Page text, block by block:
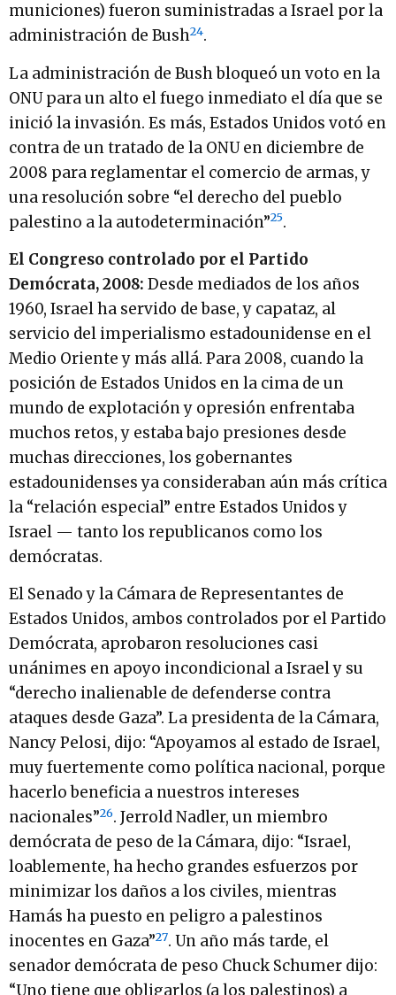
municiones) fueron suministradas a Israel por la
administración de Bush24.
La administración de Bush bloqueó un voto en la
ONU para un alto el fuego inmediato el día que se
inició la invasión. Es más, Estados Unidos votó en
contra de un tratado de la ONU en diciembre de
2008 para reglamentar el comercio de armas, y
una resolución sobre “el derecho del pueblo
palestino a la autodeterminación”25.
El Congreso controlado por el Partido
Demócrata, 2008: Desde mediados de los años
1960, Israel ha servido de base, y capataz, al
servicio del imperialismo estadounidense en el
Medio Oriente y más allá. Para 2008, cuando la
posición de Estados Unidos en la cima de un
mundo de explotación y opresión enfrentaba
muchos retos, y estaba bajo presiones desde
muchas direcciones, los gobernantes
estadounidenses ya consideraban aún más crítica
la “relación especial” entre Estados Unidos y
Israel — tanto los republicanos como los
demócratas.
El Senado y la Cámara de Representantes de
Estados Unidos, ambos controlados por el Partido
Demócrata, aprobaron resoluciones casi
unánimes en apoyo incondicional a Israel y su
“derecho inalienable de defenderse contra
ataques desde Gaza”. La presidenta de la Cámara,
Nancy Pelosi, dijo: “Apoyamos al estado de Israel,
muy fuertemente como política nacional, porque
hacerlo beneficia a nuestros intereses
nacionales”26. Jerrold Nadler, un miembro
demócrata de peso de la Cámara, dijo: “Israel,
loablemente, ha hecho grandes esfuerzos por
minimizar los daños a los civiles, mientras
Hamás ha puesto en peligro a palestinos
inocentes en Gaza”27. Un año más tarde, el
senador demócrata de peso Chuck Schumer dijo:
“Uno tiene que obligarlos (a los palestinos) a